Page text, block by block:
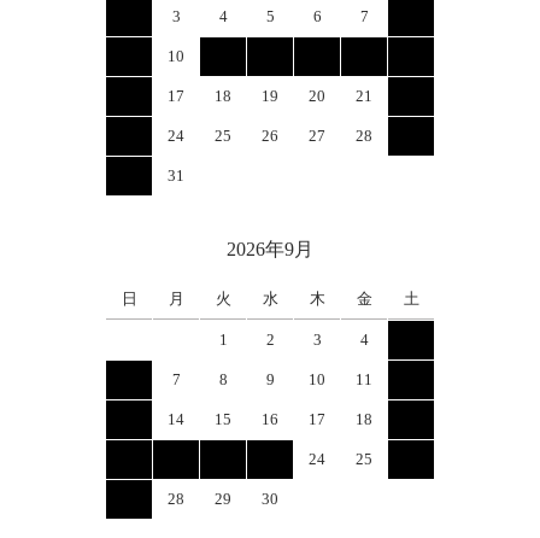
3 4 5 6 7
10
17 18 19 20 21
24 25 26 27 28
31
2026年9月
日 月 火 水 木 金 土
1 2 3 4
7 8 9 10 11
14 15 16 17 18
24 25
28 29 30